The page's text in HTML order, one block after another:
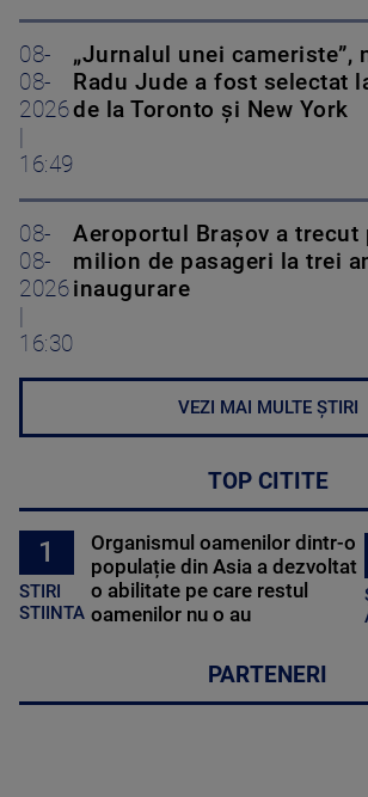
08-
08-
2026
|
16:49
„Jurnalul unei cameriste”,
Radu Jude a fost selectat
de la Toronto și New York
08-
08-
2026
|
16:30
Aeroportul Brașov a trecut
milion de pasageri la trei
inaugurare
VEZI MAI MULTE ȘTIRI
TOP CITITE
1
STIRI
STIINTA
Organismul oamenilor dintr-o
populație din Asia a dezvoltat
o abilitate pe care restul
oamenilor nu o au
PARTENERI